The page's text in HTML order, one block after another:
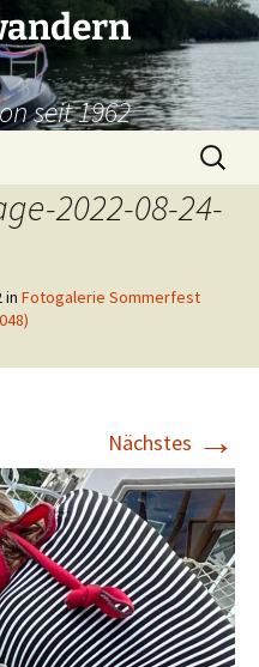
seit 1962
Suchen
nach:
2022-08-24-
in Fotogalerie Sommerfest
Nächstes →